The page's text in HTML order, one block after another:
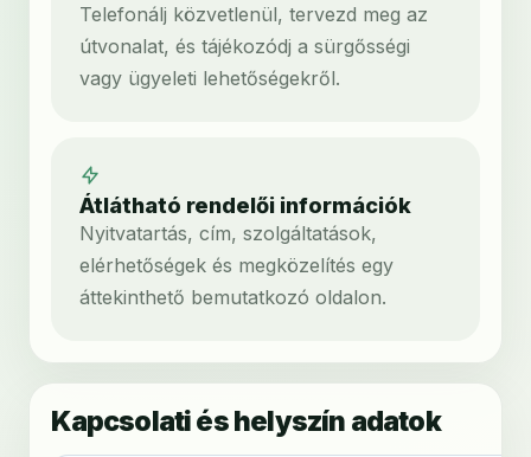
Telefonálj közvetlenül, tervezd meg az
útvonalat, és tájékozódj a sürgősségi
vagy ügyeleti lehetőségekről.
Átlátható rendelői információk
Nyitvatartás, cím, szolgáltatások,
elérhetőségek és megközelítés egy
áttekinthető bemutatkozó oldalon.
Kapcsolati és helyszín adatok